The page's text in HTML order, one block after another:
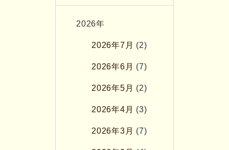
2026年
2026年7月 (2)
2026年6月 (7)
2026年5月 (2)
2026年4月 (3)
2026年3月 (7)